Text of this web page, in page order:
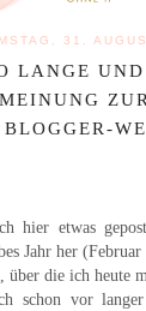
31.
LANGE
BLOGGER-
hier etwas
Jahr her
über die ich heute
schon vor